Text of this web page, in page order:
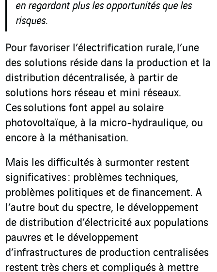
en regardant plus les opportunités que les
risques.
Pour favoriser l’électrification rurale, l’une
des solutions réside dans la production et la
distribution décentralisée, à partir de
solutions hors réseau et mini réseaux.
Ces solutions font appel au solaire
photovoltaïque, à la micro-hydraulique, ou
encore à la méthanisation.
Mais les difficultés à surmonter restent
significatives : problèmes techniques,
problèmes politiques et de financement. A
l’autre bout du spectre, le développement
de distribution d’électricité aux populations
pauvres et le développement
d’infrastructures de production centralisées
restent très chers et compliqués à mettre